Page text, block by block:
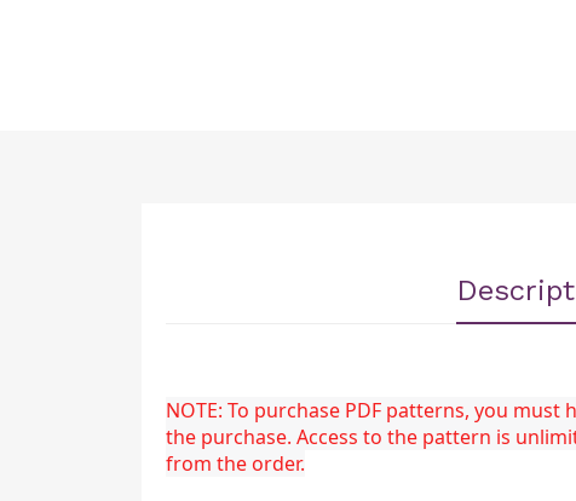
NOTE: To purchase PDF patterns, you
the purchase. Access to the pattern is
from the order.